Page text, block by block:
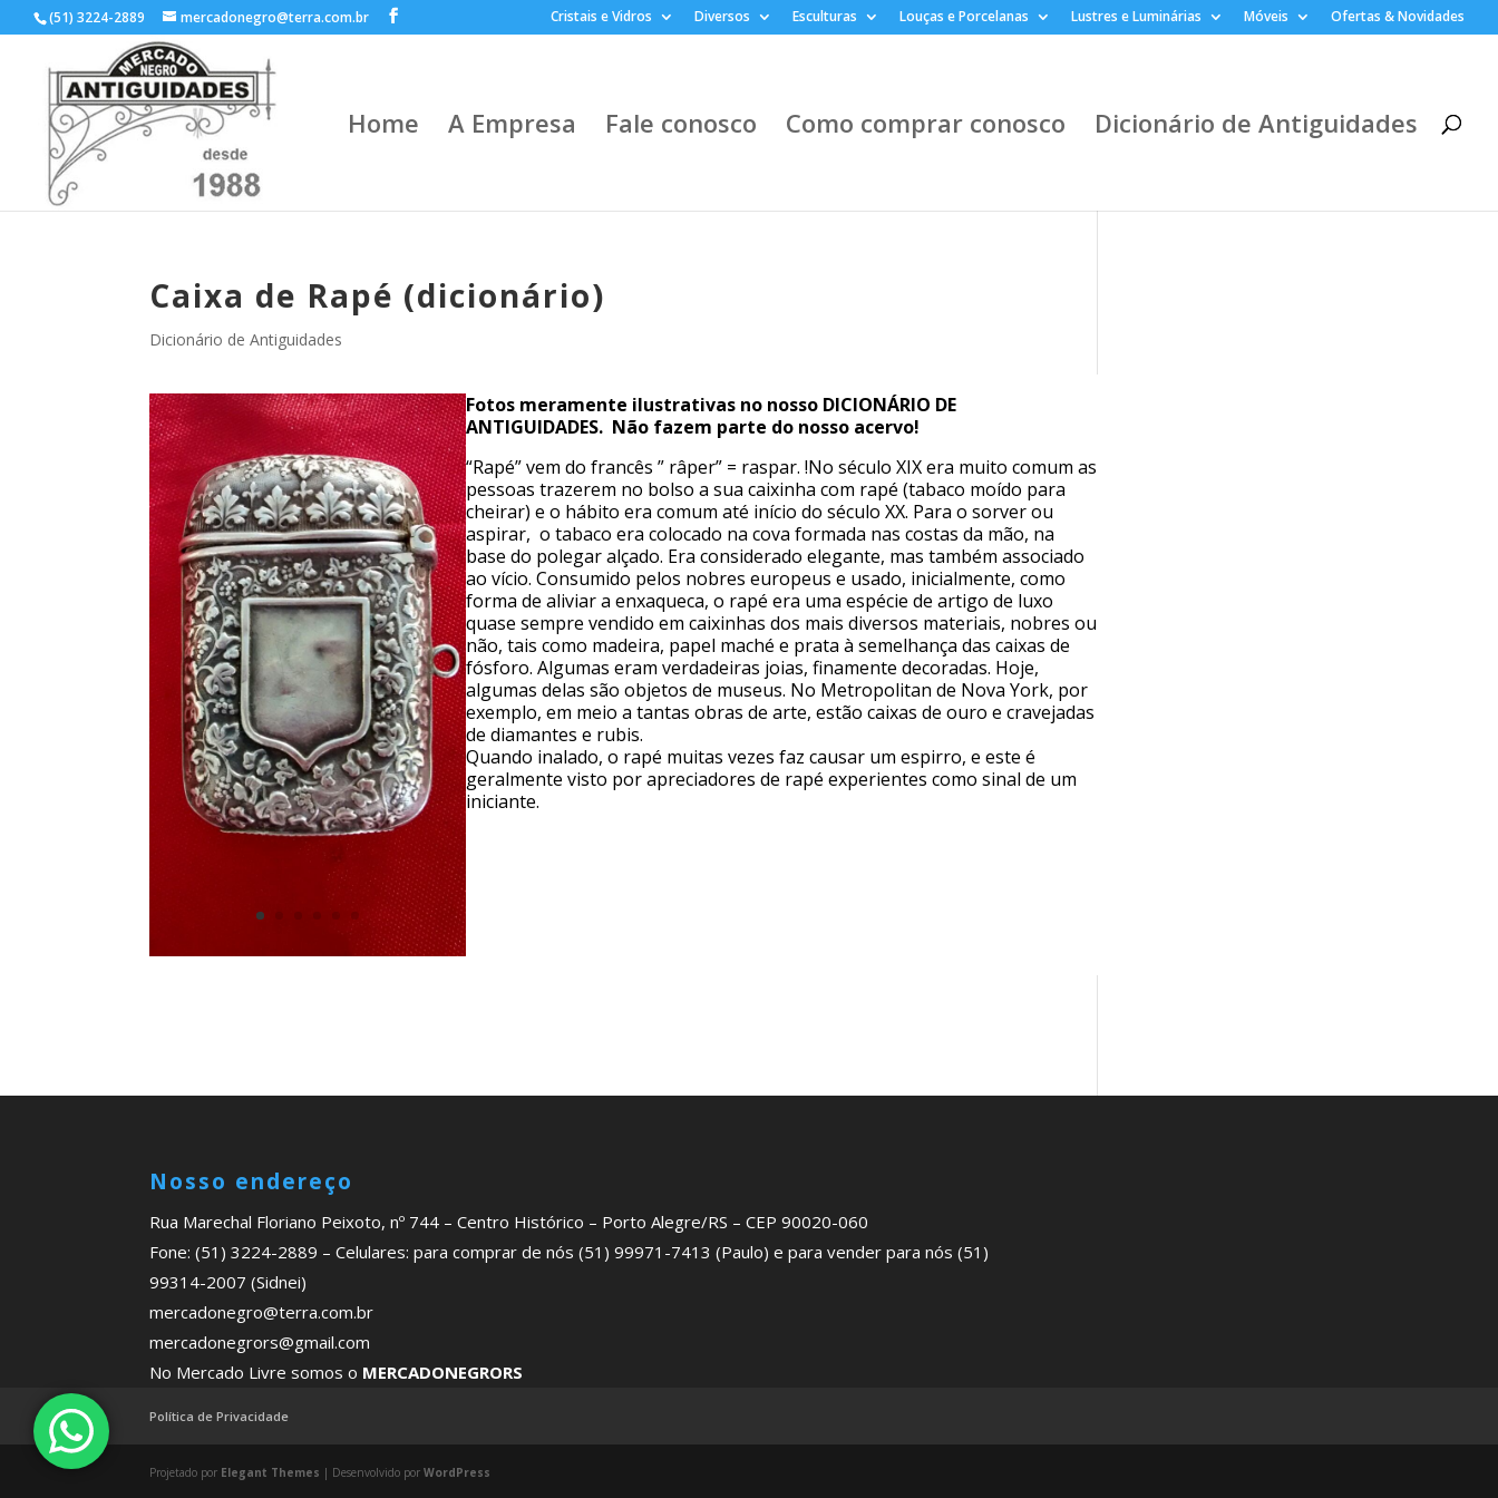
(51) 3224-2889 mercadonegro@terra.com.br Cristais e Vidros Diversos Esculturas Louças e Porcelanas Lustres e Luminárias Móveis Ofertas & Novidades
Home A Empresa Fale conosco Como comprar conosco Dicionário de Antiguidades
Caixa de Rapé (dicionário)
Dicionário de Antiguidades
Fotos meramente ilustrativas no nosso DICIONÁRIO DE
ANTIGUIDADES. Não fazem parte do nosso acervo!
“Rapé” vem do francês ” râper” = raspar. !No século XIX era muito comum as
pessoas trazerem no bolso a sua caixinha com rapé (tabaco moído para
cheirar) e o hábito era comum até início do século XX. Para o sorver ou
aspirar, o tabaco era colocado na cova formada nas costas da mão, na
base do polegar alçado. Era considerado elegante, mas também associado
ao vício. Consumido pelos nobres europeus e usado, inicialmente, como
forma de aliviar a enxaqueca, o rapé era uma espécie de artigo de luxo
quase sempre vendido em caixinhas dos mais diversos materiais, nobres ou
não, tais como madeira, papel maché e prata à semelhança das caixas de
fósforo. Algumas eram verdadeiras joias, finamente decoradas. Hoje,
algumas delas são objetos de museus. No Metropolitan de Nova York, por
exemplo, em meio a tantas obras de arte, estão caixas de ouro e cravejadas
de diamantes e rubis.
Quando inalado, o rapé muitas vezes faz causar um espirro, e este é
geralmente visto por apreciadores de rapé experientes como sinal de um
iniciante.
Nosso endereço
Rua Marechal Floriano Peixoto, nº 744 – Centro Histórico – Porto Alegre/RS – CEP 90020-060
Fone: (51) 3224-2889 – Celulares: para comprar de nós (51) 99971-7413 (Paulo) e para vender para nós (51)
99314-2007 (Sidnei)
mercadonegro@terra.com.br
mercadonegrors@gmail.com
No Mercado Livre somos o MERCADONEGRORS
Política de Privacidade
Projetado por Elegant Themes | Desenvolvido porWordPress